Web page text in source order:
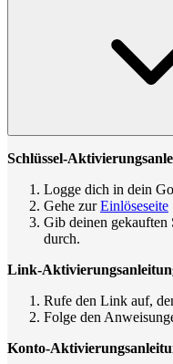
Schlüssel-
Logge dich in dein
Gehe zurEinlöseseite
Gib deinen
durch.
Link-
Rufe den Link auf,
Folge den
Konto-